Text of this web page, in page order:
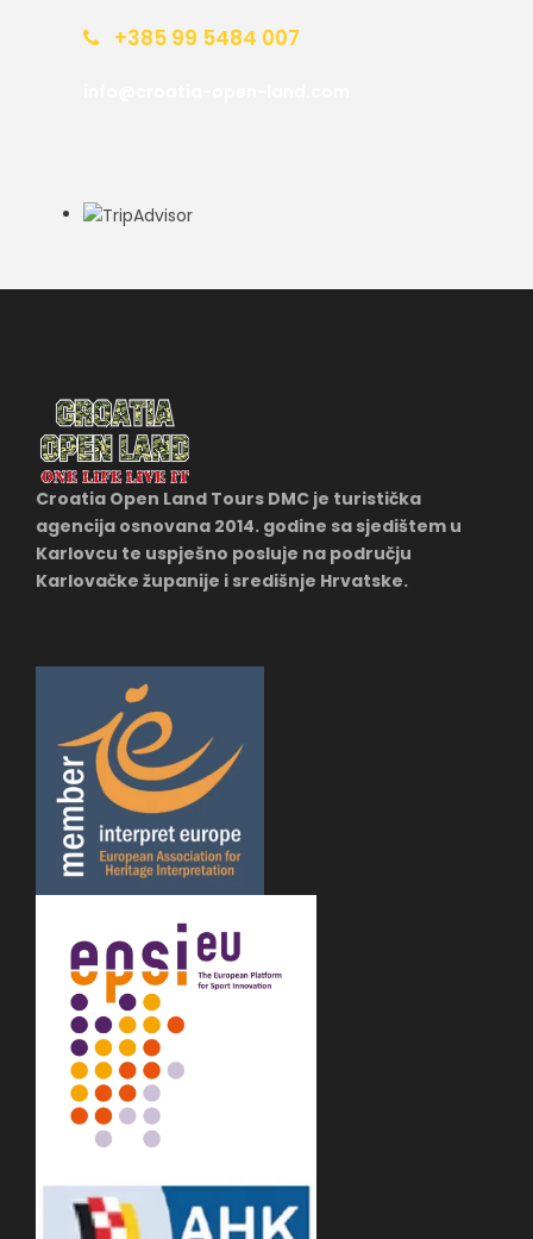
+385 99 5484 007
Croatia Open Land Tours DMC je turistička
agencija osnovana 2014. godine sa sjedištem u
Karlovcu te uspješno posluje na području
Karlovačke županije i središnje Hrvatske.